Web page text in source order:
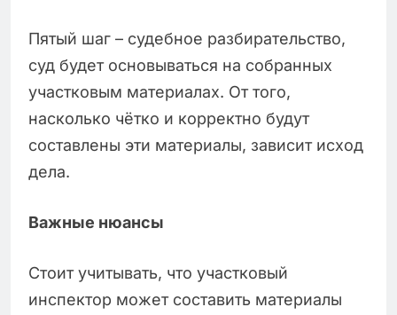
Пятый шаг – судебное разбирательство,
суд будет основываться на собранных
участковым материалах. От того,
насколько чётко и корректно будут
составлены эти материалы, зависит исход
дела.
Важные нюансы
Стоит учитывать, что участковый
инспектор может составить материалы